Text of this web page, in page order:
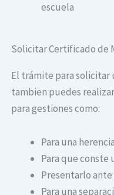
escuela
Solicitar Certificado de
El trámite para solicitar
tambien puedes
para gestiones como:
Para una herencia
Para que conste
Presentarlo
Para una